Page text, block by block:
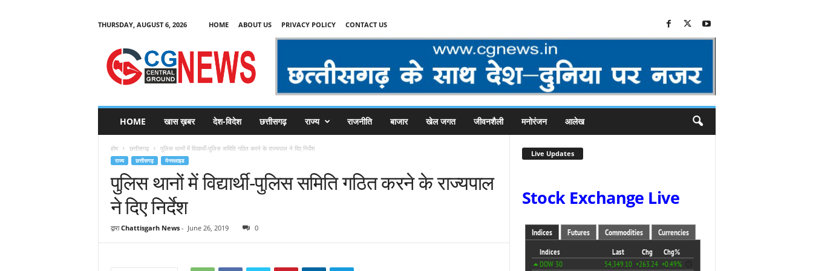
THURSDAY, AUGUST 6, 2026 HOME ABOUT US PRIVACY POLICY CONTACT US
C
HOME खास ख़बर देश-विदेश छत्तीसगढ़ राज्य राजनीति बाजार खेल जगत जीवनशैली मनोरंजन आलेख
होम छत्तीसगढ़ पुलिस थानों में विद्यार्थी-पुलिस समिति गठित करने के राज्यपाल ने दिए निर्देश
राज्य छत्तीसगढ़ मेनस्लाइड
पुलिस थानों में विद्यार्थी-पुलिस समिति गठित करने के राज्यपाल
ने दिए निर्देश
द्वारा Chattisgarh News- June 26, 2019 0
Live Updates
Stock Exchange Live